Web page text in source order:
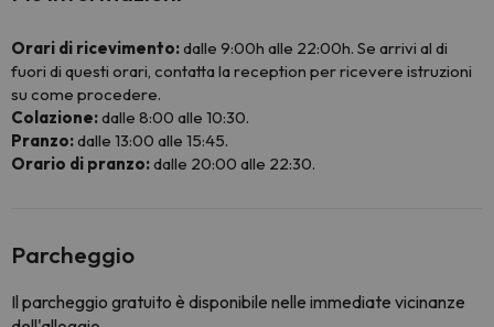
Orari di ricevimento:dalle 9:00h alle 22:00h. Se arrivi al di
fuori di questi orari, contatta la reception per ricevere istruzioni
su come procedere.
Colazione:dalle 8:00 alle 10:30.
Pranzo:dalle 13:00 alle 15:45.
Orario di pranzo:dalle 20:00 alle 22:30.
Parcheggio
Il parcheggio gratuito è disponibile nelle immediate vicinanze